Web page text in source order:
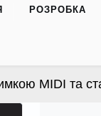
РОЗРОБКА
MIDI та